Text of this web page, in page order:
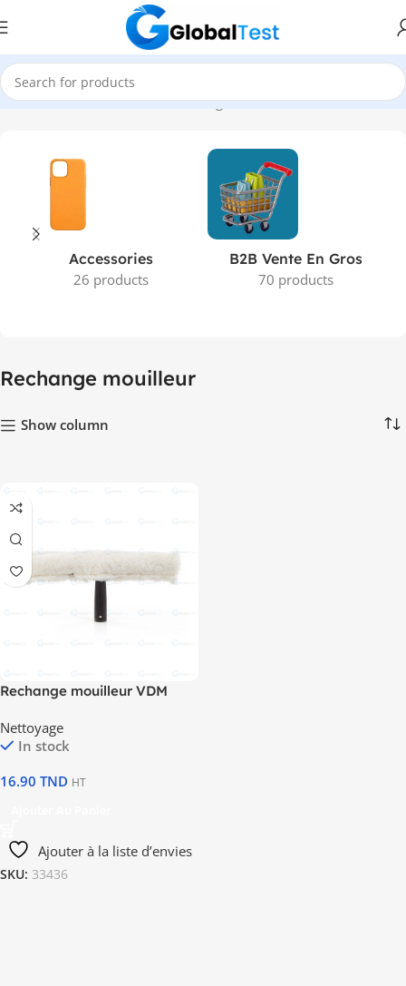
Accueil Produits identifiés “Rechange mouilleur”
Accessories
26 products
B2B Vente En Gros
70 products
Rechange mouilleur
Show column
Rechange mouilleur VDM
Nettoyage
In stock
16.90 TND HT
Ajouter à la liste d’envies
SKU: 33436